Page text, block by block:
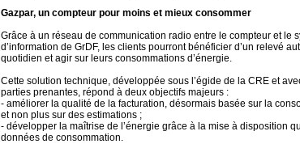
Gazpar, un compteur pour moins et mieux consommer
Grâce à un réseau de communication radio entre le compteur et le
d’information de GrDF, les clients pourront bénéficier d’un relevé
quotidien et agir sur leurs consommations d’énergie.
Cette solution technique, développée sous l’égide de la CRE et
parties prenantes, répond à deux objectifs majeurs :
- améliorer la qualité de la facturation, désormais basée sur la
et non plus sur des estimations ;
- développer la maîtrise de l’énergie grâce à la mise à disposition
données de consommation.